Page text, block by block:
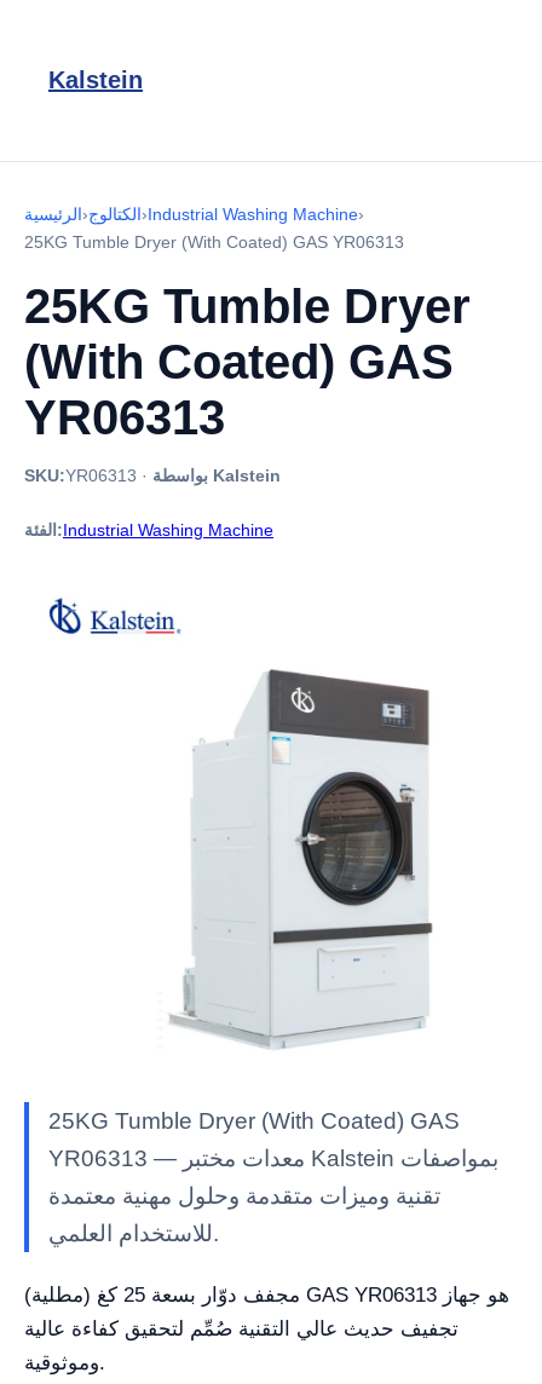
Kalstein
الرئيسية›الكتالوج›Industrial Washing Machine›
25KG Tumble Dryer (With Coated) GAS YR06313
25KG Tumble Dryer
(With Coated) GAS
YR06313
SKU:YR06313 · بواسطة Kalstein
الفئة:Industrial Washing Machine
25KG Tumble Dryer (With Coated) GAS
YR06313 — معدات مختبر Kalstein بمواصفات
تقنية وميزات متقدمة وحلول مهنية معتمدة
للاستخدام العلمي.
مجفف دوّار بسعة 25 كغ (مطلية) GAS YR06313 هو جهاز
تجفيف حديث عالي التقنية صُمِّم لتحقيق كفاءة عالية
وموثوقية.